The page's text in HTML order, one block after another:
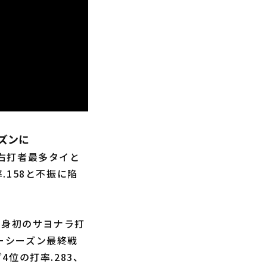
ンに
打者最多タイと
と不振に陥
初のサヨナラ打
ーズン最終戦
位の打率.283、